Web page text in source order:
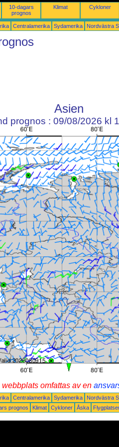
10-dagars
prognos
Klimat Cykloner
Centralamerika Sydamerika Nordvästra
Asien
prognos : 09/08/2026 kl
omfattas av en
Centralamerika Sydamerika Nordvästra
prognos Klimat Cykloner Åska